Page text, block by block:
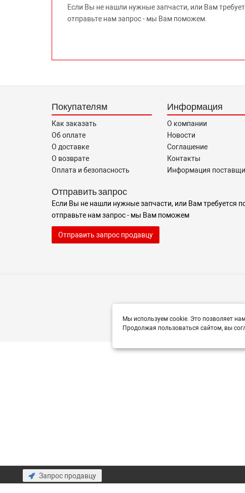
Если Вы не нашли нужные запчасти, или Вам
отправьте нам запрос - мы Вам поможем.
Покупателям
Как заказать
Об оплате
О доставке
О возврате
Оплата и безопасность
Информация
О компании
Новости
Соглашение
Контакты
Информация
Отправить запрос
Если Вы не нашли нужные запчасти, или Вам требуется
отправьте нам запрос - мы Вам поможем
Отправить запрос продавцу
Мы используем cookie. Это позволяет
Продолжая пользоваться сайтом, вы
Запрос продавцу